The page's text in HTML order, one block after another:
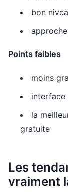
bon
Points faibles
moins
interface
la
gratuite
Les
vraiment